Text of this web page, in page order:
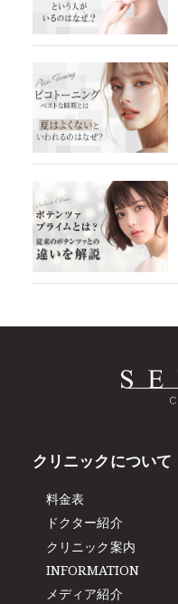
クリニックについて
料金表
ドクター紹介
クリニック案内
INFORMATION
メディア紹介